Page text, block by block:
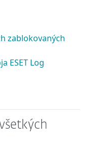
zablokovaných
ESET Log